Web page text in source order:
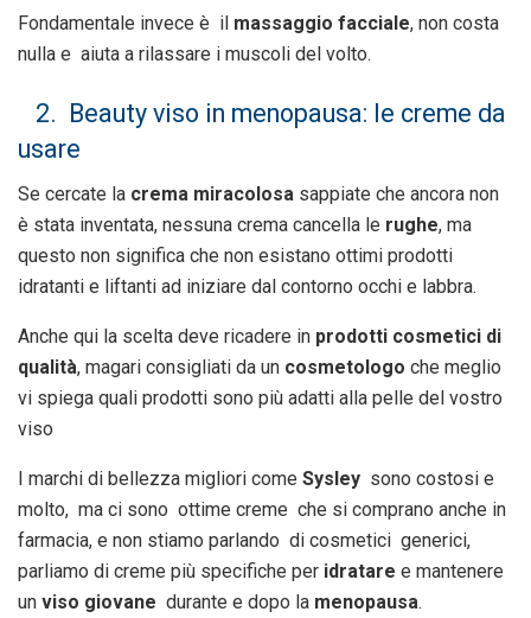
Fondamentale invece è il massaggio facciale, non costa
nulla e aiuta a rilassare i muscoli del volto.
2. Beauty viso in menopausa: le creme da
usare
Se cercate la crema miracolosa sappiate che ancora non
è stata inventata, nessuna crema cancella le rughe, ma
questo non significa che non esistano ottimi prodotti
idratanti e liftanti ad iniziare dal contorno occhi e labbra.
Anche qui la scelta deve ricadere in prodotti cosmetici di
qualità, magari consigliati da un cosmetologo che meglio
vi spiega quali prodotti sono più adatti alla pelle del vostro
viso
I marchi di bellezza migliori come Sysley sono costosi e
molto, ma ci sono ottime creme che si comprano anche in
farmacia, e non stiamo parlando di cosmetici generici,
parliamo di creme più specifiche per idratare e mantenere
un viso giovane durante e dopo la menopausa.